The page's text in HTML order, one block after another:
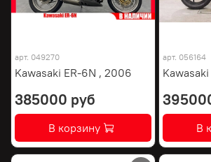
арт. 049270
Kawasaki ER-6N , 2006
385000 руб
В корзину
арт. 056164
В